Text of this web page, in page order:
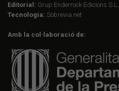
Editorial: Grup Enderrock Edicions S.L.
Tecnologia: Sobrevia.net
Amb la col·laboració de: